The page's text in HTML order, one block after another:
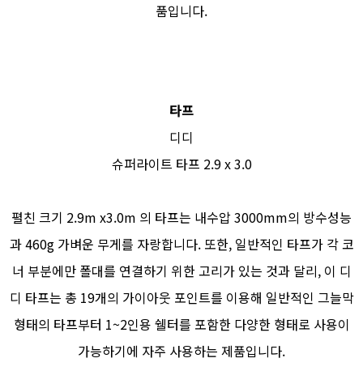
품입니다.
타프
디디
슈퍼라이트 타프 2.9 x 3.0
펼친 크기 2.9m x3.0m 의 타프는 내수압 3000mm의 방수성능
과 460g 가벼운 무게를 자랑합니다. 또한, 일반적인 타프가 각 코
너 부분에만 폴대를 연결하기 위한 고리가 있는 것과 달리, 이 디
디 타프는 총 19개의 가이아웃 포인트를 이용해 일반적인 그늘막
형태의 타프부터 1~2인용 쉘터를 포함한 다양한 형태로 사용이
가능하기에 자주 사용하는 제품입니다.